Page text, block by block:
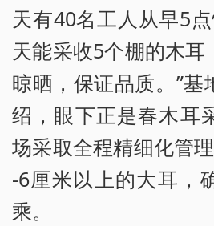
天有40名工人从早5
天能采收5个棚的木耳
晾晒，保证品质。”基
绍，眼下正是春木耳
场采取全程精细化管
-6厘米以上的大耳，
乘。